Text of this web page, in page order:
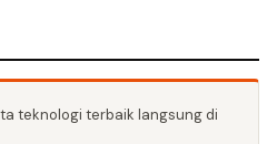
teknologi terbaik langsung di